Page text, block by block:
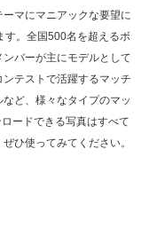
マにマニアックな要望に
す。全国500名を超えるボ
バーが主にモデルとして
テストで活躍するマッチ
ど、様々なタイプのマッ
ードできる写真はすべて
ひ使ってみてください。